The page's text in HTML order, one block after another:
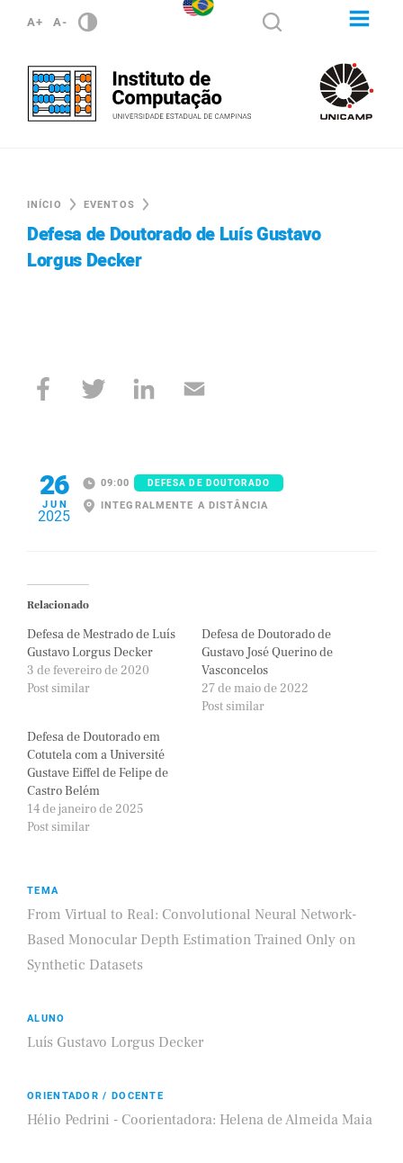
A+ A-
INÍCIO EVENTOS
Defesa de Doutorado de Luís Gustavo
Lorgus Decker
26
JUN
2025
09:00 DEFESA DE DOUTORADO
INTEGRALMENTE A DISTÂNCIA
Relacionado
Defesa de Mestrado de Luís
Gustavo Lorgus Decker
3 de fevereiro de 2020
Post similar
Defesa de Doutorado de
Gustavo José Querino de
Vasconcelos
27 de maio de 2022
Post similar
Defesa de Doutorado em
Cotutela com a Université
Gustave Eiffel de Felipe de
Castro Belém
14 de janeiro de 2025
Post similar
TEMA
From Virtual to Real: Convolutional Neural Network-
Based Monocular Depth Estimation Trained Only on
Synthetic Datasets
ALUNO
Luís Gustavo Lorgus Decker
ORIENTADOR / DOCENTE
Hélio Pedrini - Coorientadora: Helena de Almeida Maia